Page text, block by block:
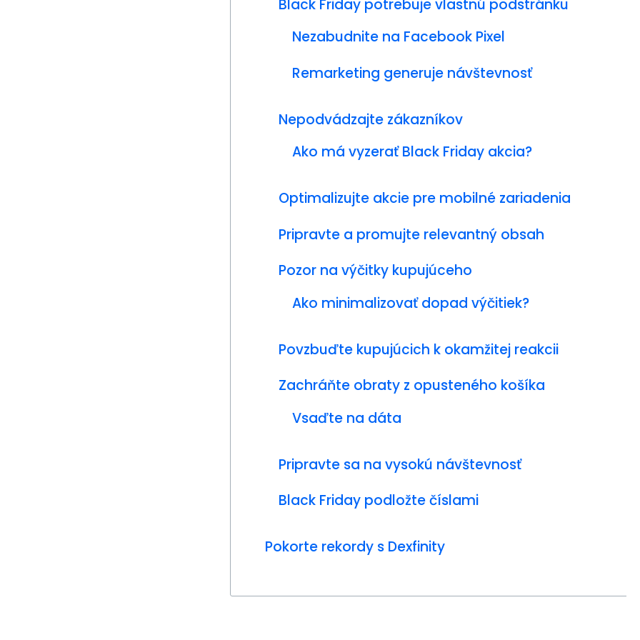
Black Friday potrebuje vlastnú podstránku
Nezabudnite na Facebook Pixel
Remarketing generuje návštevnosť
Nepodvádzajte zákazníkov
Ako má vyzerať Black Friday akcia?
Optimalizujte akcie pre mobilné zariadenia
Pripravte a promujte relevantný obsah
Pozor na výčitky kupujúceho
Ako minimalizovať dopad výčitiek?
Povzbuďte kupujúcich k okamžitej reakcii
Zachráňte obraty z opusteného košíka
Vsaďte na dáta
Pripravte sa na vysokú návštevnosť
Black Friday podložte číslami
Pokorte rekordy s Dexfinity